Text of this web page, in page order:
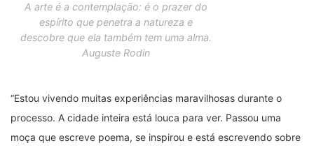
A arte é a contemplação: é o prazer do
espírito que penetra a natureza e
descobre que ela também tem uma alma.
Auguste Rodin
“Estou vivendo muitas experiências maravilhosas durante o
processo. A cidade inteira está louca para ver. Passou uma
moça que escreve poema, se inspirou e está escrevendo sobre